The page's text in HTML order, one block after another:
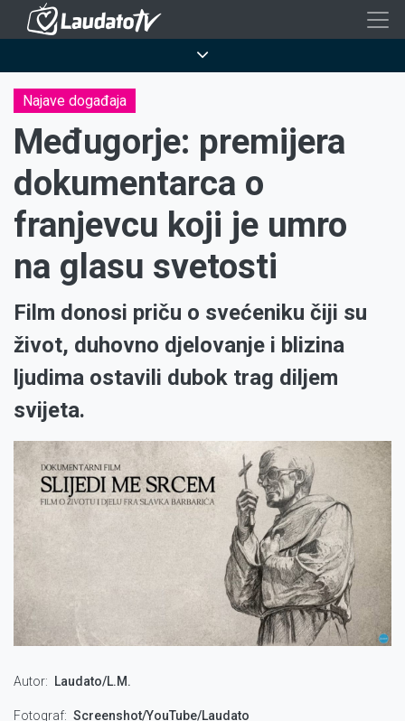
Skoči
sadržaj
Najave događaja
Međugorje: premijera
dokumentarca o
franjevcu koji je umro
na glasu svetosti
Film donosi priču o svećeniku čiji su
život, duhovno djelovanje i blizina
ljudima ostavili dubok trag diljem
svijeta.
Autor Laudato/L.M.
Fotograf Screenshot/YouTube/Laudato